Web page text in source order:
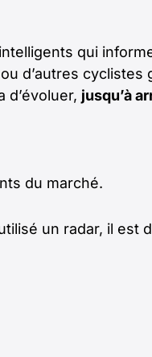
qui
d’autres cyclistes
d’évoluer, jusqu’à
du marché.
un radar, il est